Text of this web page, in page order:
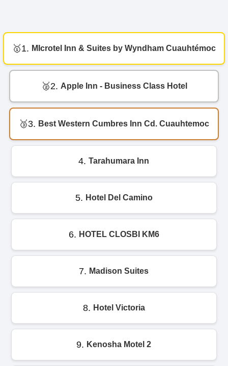
1. MIcrotel Inn & Suites by Wyndham Cuauhtémoc
2. Apple Inn - Business Class Hotel
3. Best Western Cumbres Inn Cd. Cuauhtemoc
4. Tarahumara Inn
5. Hotel Del Camino
6. HOTEL CLOSBI KM6
7. Madison Suites
8. Hotel Victoria
9. Kenosha Motel 2